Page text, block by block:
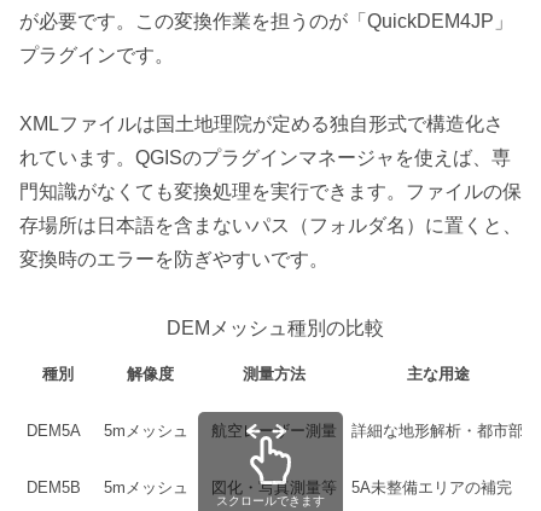
が必要です。この変換作業を担うのが「QuickDEM4JP」
プラグインです。
XMLファイルは国土地理院が定める独自形式で構造化さ
れています。QGISのプラグインマネージャを使えば、専
門知識がなくても変換処理を実行できます。ファイルの保
存場所は日本語を含まないパス（フォルダ名）に置くと、
変換時のエラーを防ぎやすいです。
DEMメッシュ種別の比較
種別 解像度 測量方法 主な用途
DEM5A 5mメッシュ 航空レーザー測量 詳細な地形解析・都市部
DEM5B 5mメッシュ 図化・写真測量等 5A未整備エリアの補完
スクロールできます